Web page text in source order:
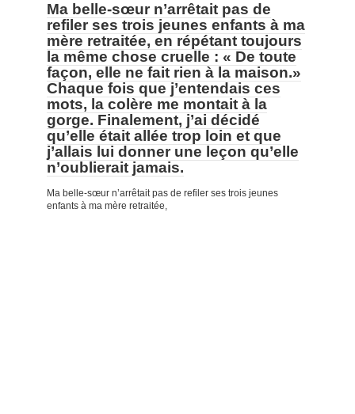
Ma belle-sœur n’arrêtait pas de
refiler ses trois jeunes enfants à ma
mère retraitée, en répétant toujours
la même chose cruelle : « De toute
façon, elle ne fait rien à la maison.»
Chaque fois que j’entendais ces
mots, la colère me montait à la
gorge. Finalement, j’ai décidé
qu’elle était allée trop loin et que
j’allais lui donner une leçon qu’elle
n’oublierait jamais.
Ma belle-sœur n’arrêtait pas de refiler ses trois jeunes
enfants à ma mère retraitée,